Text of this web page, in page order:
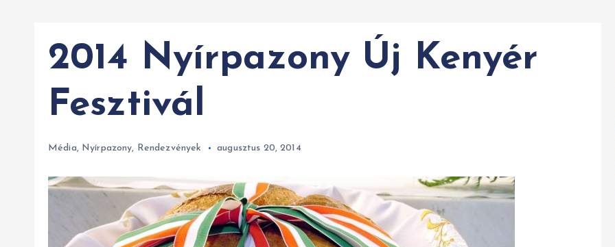
2014 Nyírpazony Új Kenyér
Fesztivál
Média, Nyírpazony, Rendezvények augusztus 20, 2014